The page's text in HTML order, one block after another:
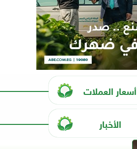
أسعار العملات
الأخبار